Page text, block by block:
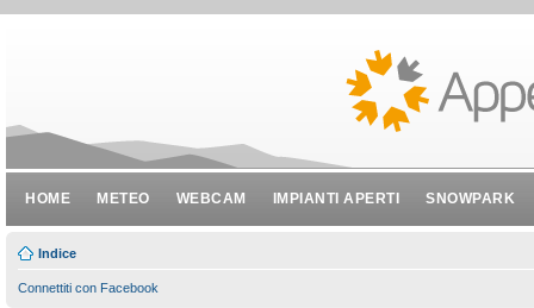
HOME METEO WEBCAM IMPIANTI APERTI SNOWPARK
Indice
Connettiti con Facebook